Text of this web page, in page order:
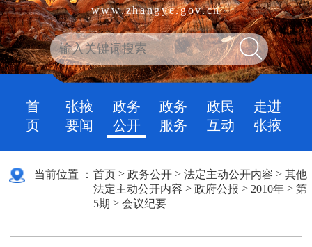
www.zhangye.gov.cn
首
页
张掖
要闻
政务
公开
政务
服务
政民
互动
走进
张掖
当前位置 ： 首页 >政务公开 >法定主动公开内容 >其他
法定主动公开内容 >政府公报 > 2010年 >第
5期 >会议纪要